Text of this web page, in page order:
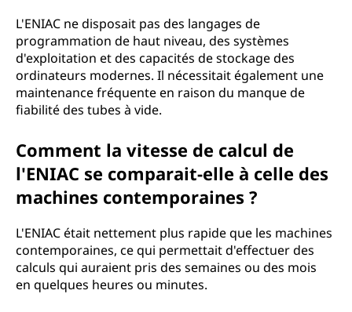
L'ENIAC ne disposait pas des langages de
programmation de haut niveau, des systèmes
d'exploitation et des capacités de stockage des
ordinateurs modernes. Il nécessitait également une
maintenance fréquente en raison du manque de
fiabilité des tubes à vide.
Comment la vitesse de calcul de
l'ENIAC se comparait-elle à celle des
machines contemporaines ?
L'ENIAC était nettement plus rapide que les machines
contemporaines, ce qui permettait d'effectuer des
calculs qui auraient pris des semaines ou des mois
en quelques heures ou minutes.